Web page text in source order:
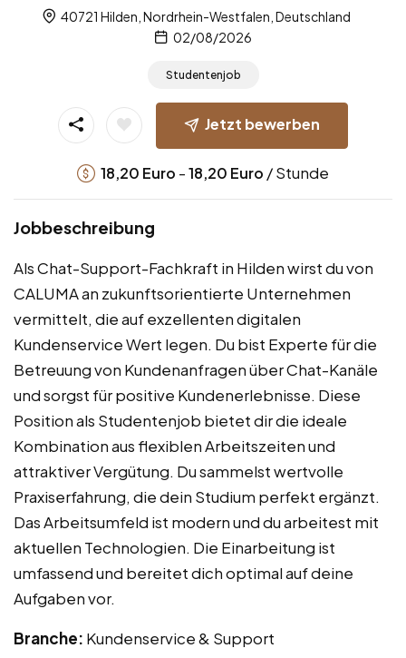
40721 Hilden, Nordrhein-Westfalen, Deutschland
02/08/2026
Studentenjob
Jetzt bewerben
18,20 Euro -18,20 Euro / Stunde
Jobbeschreibung
Als Chat-Support-Fachkraft in Hilden wirst du von
CALUMA an zukunftsorientierte Unternehmen
vermittelt, die auf exzellenten digitalen
Kundenservice Wert legen. Du bist Experte für die
Betreuung von Kundenanfragen über Chat-Kanäle
und sorgst für positive Kundenerlebnisse. Diese
Position als Studentenjob bietet dir die ideale
Kombination aus flexiblen Arbeitszeiten und
attraktiver Vergütung. Du sammelst wertvolle
Praxiserfahrung, die dein Studium perfekt ergänzt.
Das Arbeitsumfeld ist modern und du arbeitest mit
aktuellen Technologien. Die Einarbeitung ist
umfassend und bereitet dich optimal auf deine
Aufgaben vor.
Branche: Kundenservice & Support